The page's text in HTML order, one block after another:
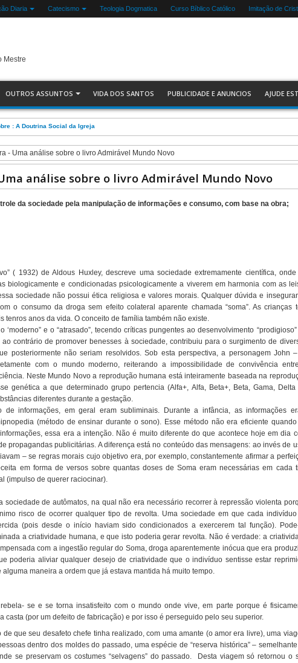
Diaria Catecismo Teologia Dogmatica Curso Bíblico Católico Imitação de
Mestre
OUTROS ASSUNTOS VIDA DOS SANTOS PUBLICIDADE E ANUNCIOS AJUDE
: A Doutrina Social da Igreja
- Uma análise sobre o livro Admirável Mundo Novo
análise sobre o livro Admirável Mundo Novo
da sociedade pela manipulação de informações e consumo, com base na obra;
( 1932) de Aldous Huxley, descreve uma sociedade extremamente científica,
biologicamente e condicionadas psicologicamente a viverem em harmonia com as
sociedade não possui ética religiosa e valores morais. Qualquer dúvida e
o consumo da droga sem efeito colateral aparente chamada “soma”. As crianças
tenros anos da vida. O conceito de família também não existe.
‘moderno” e o “atrasado”, tecendo críticas pungentes ao desenvolvimento
contrário de promover benesses à sociedade, contribuiu para o surgimento de
posteriormente não seriam resolvidos. Sob esta perspectiva, a personagem John –
com o mundo moderno, reiterando a impossibilidade de convivência
Neste Mundo Novo a reprodução humana está inteiramente baseada na
genética a que determinado grupo pertencia (Alfa+, Alfa, Beta+, Beta, Gama, Delta
diferentes durante a gestação.
de informações, em geral eram subliminais. Durante a infância, as informações
(método de ensinar durante o sono). Esse método não era eficiente
essa era a intenção. Não é muito diferente do que acontece hoje em dia
propagandas publicitárias. A diferença está no conteúdo das mensagens: ao invés de
– se regras morais cujo objetivo era, por exemplo, constantemente afirmar a
em forma de versos sobre quantas doses de Soma eram necessárias em cada
(impulso de querer raciocinar).
sociedade de autômatos, na qual não era necessário recorrer à repressão violenta
risco de ocorrer qualquer tipo de revolta. Uma sociedade em que cada indivíduo
(pois desde o início haviam sido condicionados a exercerem tal função).
a criatividade humana, e que isto poderia gerar revolta. Não é verdade: a
com a ingestão regular do Soma, droga aparentemente inócua que era
poderia aliviar qualquer desejo de criatividade que o indivíduo sentisse estar
maneira a ordem que já estava mantida há muito tempo.
se e se torna insatisfeito com o mundo onde vive, em parte porque é
casta (por um defeito de fabricação) e por isso é perseguido pelo seu superior.
de que seu desafeto chefe tinha realizado, com uma amante (o amor era livre), uma
dentro dos moldes do passado, uma espécie de “reserva histórica” –
se preservam os costumes “selvagens” do passado. Desta viagem só retornou o